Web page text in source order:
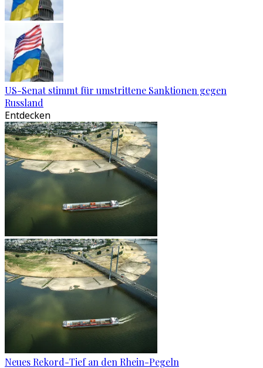
US-Senat stimmt für umstrittene Sanktionen gegen
Russland
Entdecken
Neues Rekord-Tief an den Rhein-Pegeln